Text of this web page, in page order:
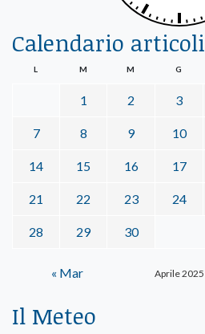
Calendario articoli
Aprile 2025
L M M G
1 2 3
7 8 9 10
14 15 16 17
21 22 23 24
28 29 30
« Mar
Il Meteo